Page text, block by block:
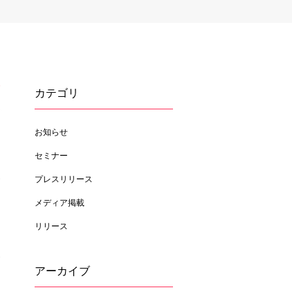
カテゴリ
お知らせ
セミナー
プレスリリース
メディア掲載
リリース
アーカイブ